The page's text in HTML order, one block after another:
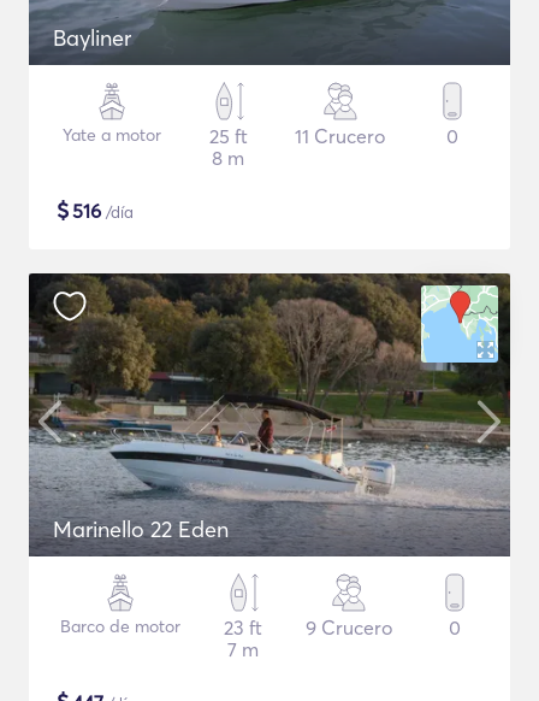
Bayliner
Yate a motor
25 ft
8 m
11 Crucero 0
$516 /día
Marinello 22 Eden
Barco de motor
23 ft
7 m
9 Crucero 0